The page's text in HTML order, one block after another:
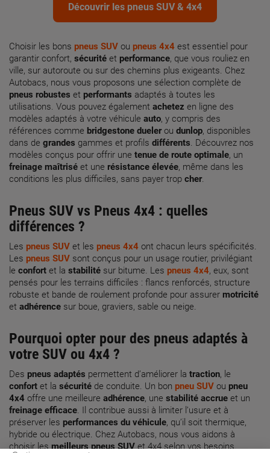
Découvrir les pneus SUV & 4x4
Choisir les bons pneus SUV ou pneus 4x4 est essentiel pour
garantir confort, sécurité et performance, que vous rouliez en
ville, sur autoroute ou sur des chemins plus exigeants. Chez
Autobacs, nous vous proposons une sélection complète de
pneus robustes et performants adaptés à toutes les
utilisations. Vous pouvez également achetez en ligne des
modèles adaptés à votre véhicule auto, y compris des
références comme bridgestone duelerou dunlop, disponibles
dans de grandes gammes et profils différents. Découvrez nos
modèles conçus pour offrir une tenue de route optimale, un
freinage maîtrisé et une résistance élevée, même dans les
conditions les plus difficiles, sans payer trop cher.
Pneus SUV vs Pneus 4x4 : quelles
différences ?
Les pneus SUV et les pneus 4x4 ont chacun leurs spécificités.
Les pneus SUV sont conçus pour un usage routier, privilégiant
le confort et la stabilité sur bitume. Les pneus 4x4, eux, sont
pensés pour les terrains difficiles : flancs renforcés, structure
robuste et bande de roulement profonde pour assurer motricité
et adhérence sur boue, graviers, sable ou neige.
Pourquoi opter pour des pneus adaptés à
votre SUV ou 4x4 ?
Des pneus adaptés permettent d’améliorer la traction, le
confort et la sécurité de conduite. Un bon pneu SUV ou pneu
4x4 offre une meilleure adhérence, une stabilité accrue et un
freinage efficace. Il contribue aussi à limiter l’usure et à
préserver les performances du véhicule, qu’il soit thermique,
hybride ou électrique. Chez Autobacs, nous vous aidons à
choisir lesmeilleurs pneus SUVet 4x4 selon vos besoins.